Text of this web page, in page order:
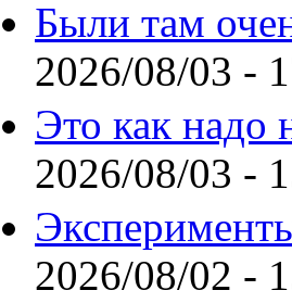
Были там
2026/08/03 -
Это как надо
2026/08/03 -
2026/08/02 -